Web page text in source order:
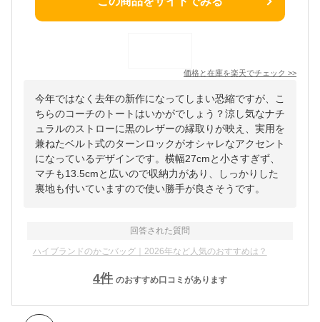
価格と在庫を楽天でチェック >>
今年ではなく去年の新作になってしまい恐縮ですが、こ
ちらのコーチのトートはいかがでしょう？涼し気なナチ
ュラルのストローに黒のレザーの縁取りが映え、実用を
兼ねたベルト式のターンロックがオシャレなアクセント
になっているデザインです。横幅27cmと小さすぎず、
マチも13.5cmと広いので収納力があり、しっかりした
裏地も付いていますので使い勝手が良さそうです。
回答された質問
ハイブランドのかごバッグ｜2026年など人気のおすすめは？
4件 のおすすめ口コミがあります